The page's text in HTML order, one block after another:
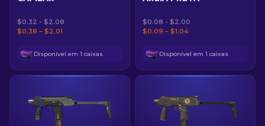
$0.32 - $2.08
$0.38 – $2.01
Disponível em 1 caixas
$0.08 - $2.00
$0.09 – $1.04
Disponível em 1 caixas